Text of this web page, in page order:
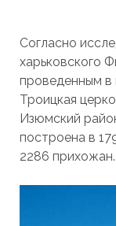
Согласно
харьковского
проведенным в
Троицкая
Изюмский
построена в
2286 прихожан.